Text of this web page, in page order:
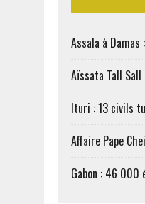
Assala à
Aïssata Tall
Ituri : 13 civils
Affaire Pape
Gabon : 46 000